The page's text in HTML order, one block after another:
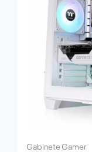
Gabinete Gamer